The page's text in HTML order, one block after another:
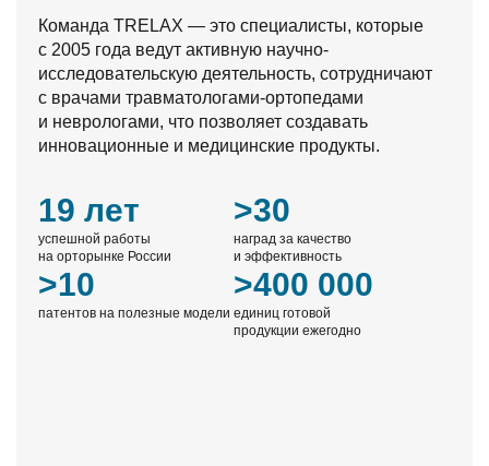
Команда TRELAX — это специалисты, которые
с 2005 года ведут активную научно-
исследовательскую деятельность, сотрудничают
с врачами травматологами-ортопедами
и неврологами, что позволяет создавать
инновационные и медицинские продукты.
19 лет
успешной работы
на орторынке России
>30
наград за качество
и эффективность
>10
патентов на полезные модели
>400 000
единиц готовой
продукции ежегодно